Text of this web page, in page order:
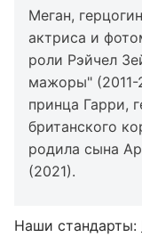
Меган,
актриса и
роли Рэйчел
мажоры" (2011-
принца Гарри,
британского
родила сына
(2021).
Наши стандарты: